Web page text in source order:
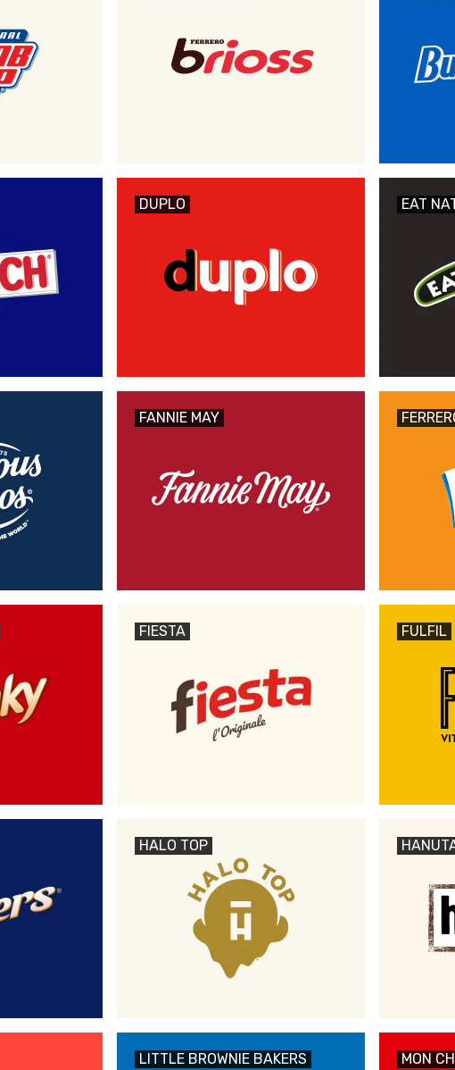
DUPLO EAT
FANNIE MAY
FIESTA FULFIL
HALO TOP
LITTLE BROWNIE BAKERS MON